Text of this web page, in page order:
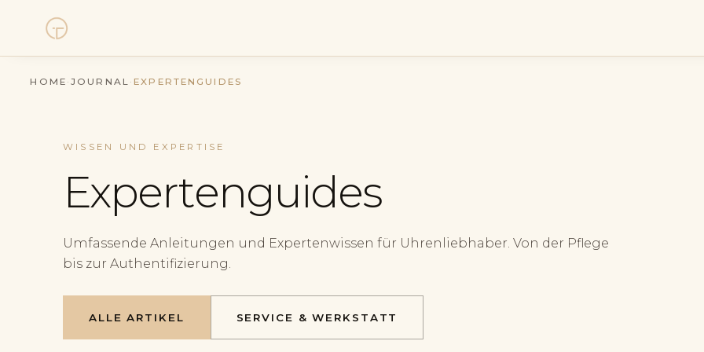
Uhren
Uhrenankauf
Service
Geschichte
Horology Hub
Kontakt
HOME ·JOURNAL · EXPERTENGUIDES
WISSEN UND EXPERTISE
Expertenguides
Umfassende Anleitungen und Expertenwissen für Uhrenliebhaber. Von der Pflege
bis zur Authentifizierung.
ALLE ARTIKEL SERVICE & WERKSTATT